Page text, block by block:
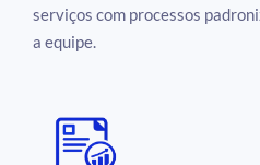
serviços com processos
a equipe.